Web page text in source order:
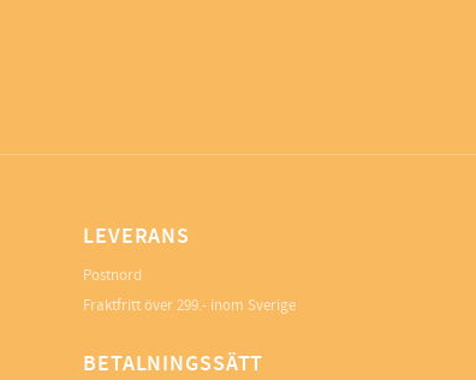
LEVERANS
Postnord
Fraktfritt över 299.- inom Sverige
BETALNINGSSÄTT